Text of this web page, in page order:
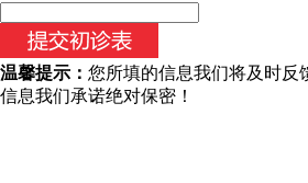
温馨提示： 您所填的信息我们将及时反
信息我们承诺绝对保密！